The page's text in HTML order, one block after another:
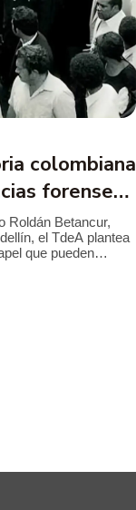
colombiana
forenses
Roldán Betancur,
el TdeA plantea
que pueden
justicia, la […]